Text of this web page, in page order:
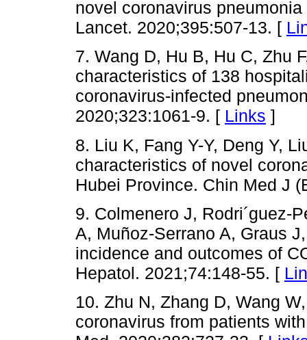
novel coronavirus
Lancet. 2020;395:507-13. [
7. Wang D, Hu B, Hu C, Zhu
characteristics of 138
coronavirus-infected
2020;323:1061-9. [ Links ]
8. Liu K, Fang Y-Y, Deng Y,
characteristics of novel
Hubei Province. Chin Med J
9. Colmenero J, Rodri´guez-
A, Muñoz-Serrano A, Graus
incidence and outcomes of
Hepatol. 2021;74:148-55. [
10. Zhu N, Zhang D, Wang
coronavirus from patients